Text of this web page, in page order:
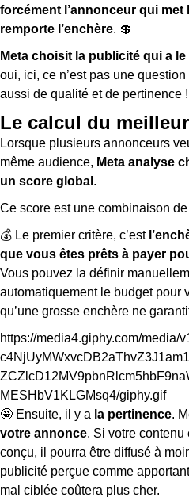
forcément l’annonceur qui met
remporte l’enchère. 💲
Meta choisit la publicité qui a
oui, ici, ce n’est pas une
aussi de qualité et de pertinence !
Le calcul du
Lorsque plusieurs annonceurs
même audience, Meta analyse
un score global .
Ce score est une combinaison
💰 Le premier critère, c’est
que vous êtes prêts à payer
Vous pouvez la définir
automatiquement le budget pour
qu’une grosse enchère ne
https://media4.giphy.com/media/
MESHbV1KLGMsq4/giphy.gif
🤩 Ensuite, il y a la pertinence.
votre annonce. Si votre contenu
conçu, il pourra être diffusé à
publicité perçue comme
mal ciblée coûtera plus cher.